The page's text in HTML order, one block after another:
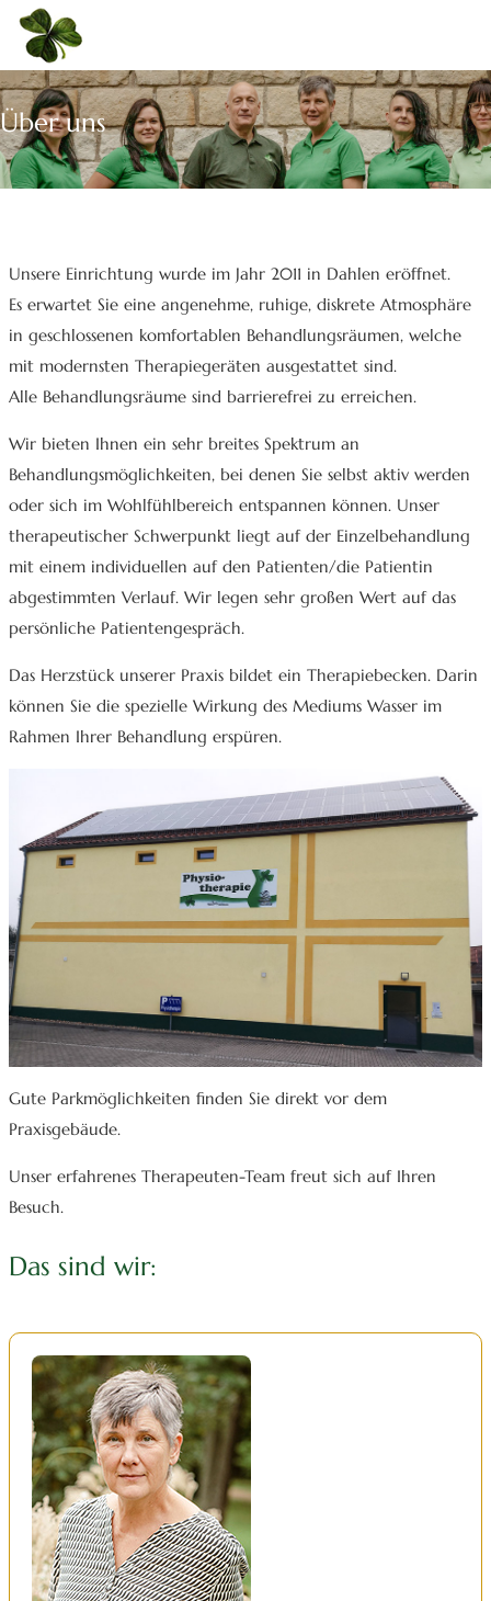
Über uns
Unsere Einrichtung wurde im Jahr 2011 in Dahlen eröffnet.
Es erwartet Sie eine angenehme, ruhige, diskrete Atmosphäre
in geschlossenen komfortablen Behandlungsräumen, welche
mit modernsten Therapiegeräten ausgestattet sind.
Alle Behandlungsräume sind barrierefrei zu erreichen.
Wir bieten Ihnen ein sehr breites Spektrum an
Behandlungsmöglichkeiten, bei denen Sie selbst aktiv werden
oder sich im Wohlfühlbereich entspannen können. Unser
therapeutischer Schwerpunkt liegt auf der Einzelbehandlung
mit einem individuellen auf den Patienten/die Patientin
abgestimmten Verlauf. Wir legen sehr großen Wert auf das
persönliche Patientengespräch.
Das Herzstück unserer Praxis bildet ein Therapiebecken. Darin
können Sie die spezielle Wirkung des Mediums Wasser im
Rahmen Ihrer Behandlung erspüren.
Gute Parkmöglichkeiten finden Sie direkt vor dem
Praxisgebäude.
Unser erfahrenes Therapeuten-Team freut sich auf Ihren
Besuch.
Das sind wir: